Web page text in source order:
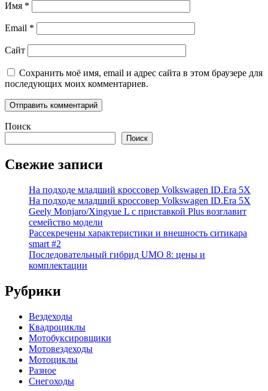
Имя *
Email *
Сайт
Сохранить моё имя, email и адрес сайта в этом браузере для
последующих моих комментариев.
Поиск
Поиск
Свежие записи
На подходе младший кроссовер Volkswagen ID.Era 5X
На подходе младший кроссовер Volkswagen ID.Era 5X
Geely Monjaro/Xingyue L с приставкой Plus возглавит
семейство модели
Рассекречены характеристики и внешность ситикара
smart #2
Последовательный гибрид UMO 8: цены и
комплектации
Рубрики
Вездеходы
Квадроциклы
Мотобуксировщики
Мотовездеходы
Мотоциклы
Разное
Снегоходы